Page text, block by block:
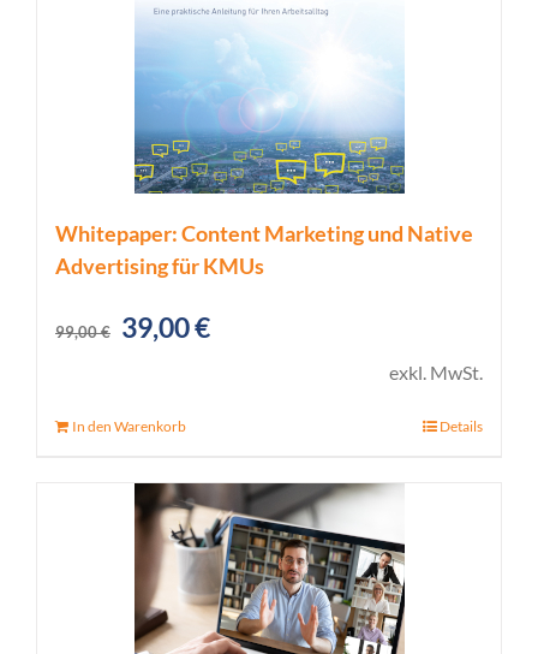
Whitepaper: Content Marketing und Native
Advertising für KMUs
99,00€
Ursprünglicher
39,00€Aktueller
exkl. MwSt.
In den Warenkorb Details